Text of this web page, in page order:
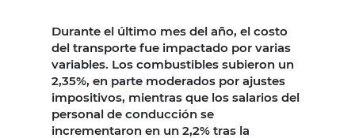
Durante el último mes del año, el costo
del transporte fue impactado por varias
variables. Los combustibles subieron un
2,35%, en parte moderados por ajustes
impositivos, mientras que los salarios del
personal de conducción se
incrementaron en un 2,2% tras la